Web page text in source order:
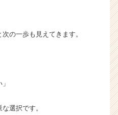
の一歩も見えてきます。
選択です。